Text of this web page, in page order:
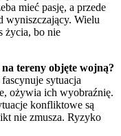
mieć pasję, a przede
wyniszczający. Wielu
życia, bo nie
tereny objęte wojną?
sytuacja
ożywia ich wyobraźnię.
konfliktowe są
nie zmusza. Ryzyko